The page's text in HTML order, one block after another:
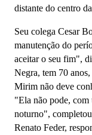
distante do centro
Seu colega Cesar
manutenção do
aceitar o seu fim",
Negra, tem 70
Mirim não deve
"Ela não pode, com
noturno",
Renato Feder,